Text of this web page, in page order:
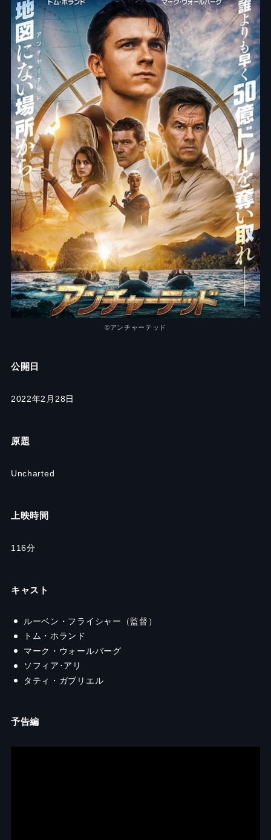
©︎アンチャーテッド
公開日
2022年2月28日
原題
Uncharted
上映時間
116分
キャスト
ルーベン・フライシャー（監督）
トム・ホランド
マーク・ウォールバーグ
ソフィア･アリ
タティ・ガブリエル
予告編